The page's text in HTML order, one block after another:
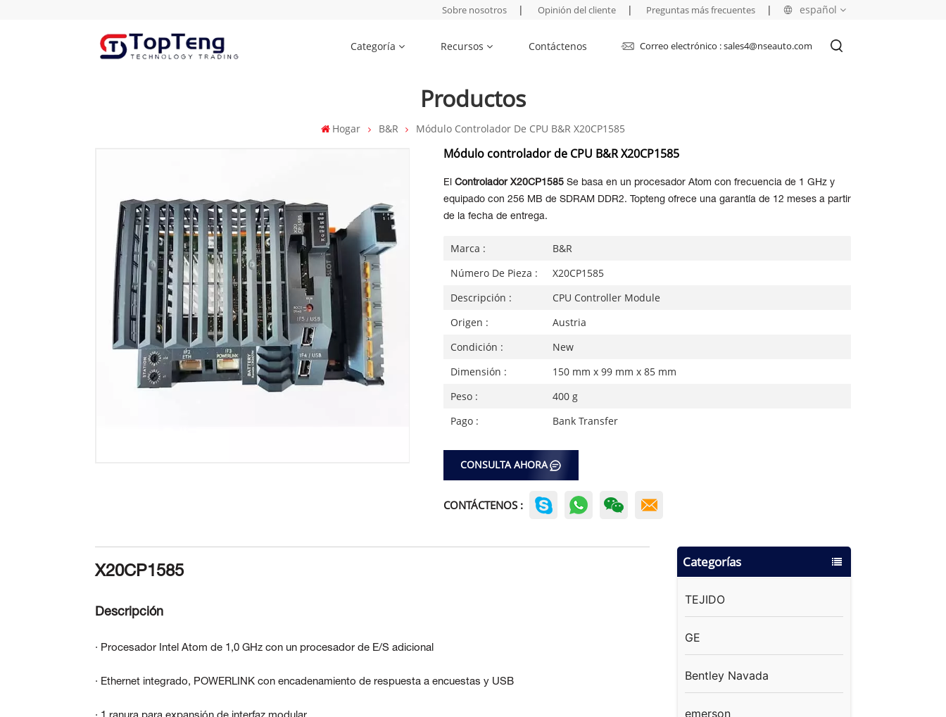
español
العربية
Sobre nosotros | Opinión del cliente | Preguntas más frecuentes |
Categoría Recursos Contáctenos Correo electrónico : sales4@nseauto.com
Productos
Hogar B&R Módulo Controlador De CPU B&R X20CP1585
Módulo controlador de CPU B&R X20CP1585
El Controlador X20CP1585Se basa en un procesador Atom con frecuencia de 1 GHz y
equipado con 256 MB de SDRAM DDR2. Topteng ofrece una garantía de 12 meses a partir
de la fecha de entrega.
Marca :
B&R
Número De Pieza :
X20CP1585
Descripción :
CPU Controller Module
Origen :
Austria
Condición :
New
Dimensión :
150 mm x 99 mm x 85 mm
Peso :
400 g
Pago :
Bank Transfer
CONSULTA AHORA
CONTÁCTENOS :
Categorías
TEJIDO
GE
Bentley Navada
emerson
X20CP1585
Descripción
· Procesador Intel Atom de 1,0 GHz con un procesador de E/S adicional
· Ethernet integrado, POWERLINK con encadenamiento de respuesta a encuestas y USB